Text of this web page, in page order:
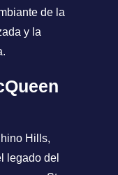
de la
y la
Hills,
legado del